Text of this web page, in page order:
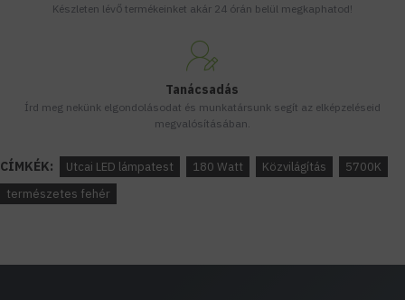
Készleten lévő termékeinket akár 24 órán belül megkaphatod!
Tanácsadás
Írd meg nekünk elgondolásodat és munkatársunk segít az elképzeléseid
megvalósításában.
CÍMKÉK: Utcai LED lámpatest 180 Watt Közvilágítás
5700K
természetes fehér